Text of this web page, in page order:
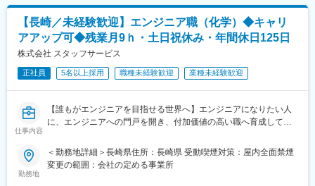
まずは半年ほど製造業務を行い、機械や製品についての知識を身
につけます。その後はOJTを通じて製品開発・生産技術業務を行
います。
<ゆくゆくお任せする業務>
入社後3年目を目安に担当の製品が振り分けられます。その後は育
成担当等をおまかせする可能性がございます。
◆採用背景
粘着テープの売れ行き好調のため、安定供給とさらなる品質向上
に向けて人員強化を行うべく中途採用を開始いたしました。
◆組織構成
松浦工場：250名(製造・開発・品質保証等)
記です。
【長崎／未経験歓迎】エンジニア職（化学）◆キャリ
アアップ可◆残業月9ｈ・土日祝休み・年間休日125日
株式会社 スタッフサービス
正社員 5名以上採用 職種未経験歓迎 業種未経験歓迎
仕事内容
【誰もがエンジニアを目指せる世界へ】エンジニアになりたい人
に、エンジニアへの門戸を開き、付加価値の高い職へ育成してい
【職務内容】
勤務地
＜勤務地詳細＞長崎県住所：長崎県 受動喫煙対策：屋内全面禁煙
変更の範囲：会社の定める事業所